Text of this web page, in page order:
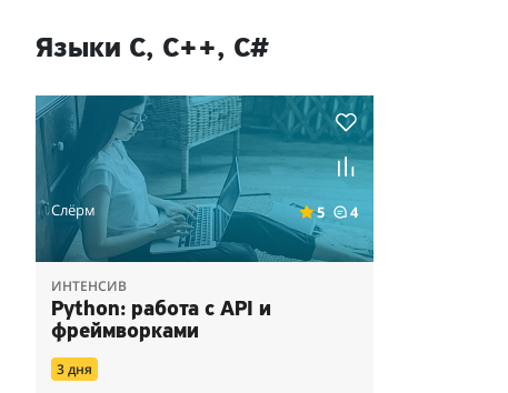
Языки С, С++, С#
Слёрм 5 4
ИНТЕНСИВ
Python: работа с API и
фреймворками
3 дня